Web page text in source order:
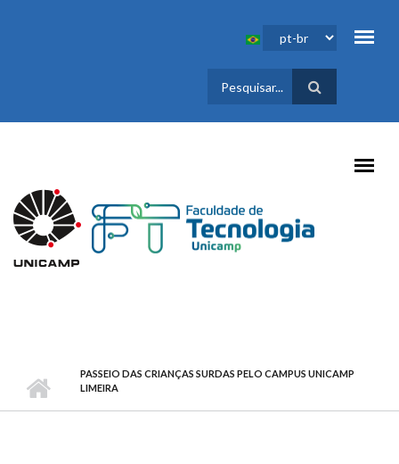
FORMULÁRIO
DE BUSCA
PASSEIO DAS CRIANÇAS SURDAS PELO CAMPUS UNICAMP
LIMEIRA